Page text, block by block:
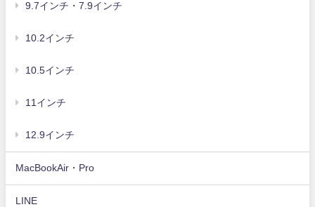
9.7インチ・7.9インチ
10.2インチ
10.5インチ
11インチ
12.9インチ
MacBookAir・Pro
LINE